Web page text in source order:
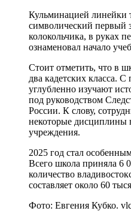
Кульминацией линейки
символический первый
колокольчика, в руках
ознаменовал начало
Стоит отметить, что в
два кадетских класса. С
углубленно изучают
под руководством
России. К слову,
некоторые дисциплины
учреждения.
2025 год стал
Всего школа приняла 6
количество
составляет около 60
Фото: Евгения Кубко.